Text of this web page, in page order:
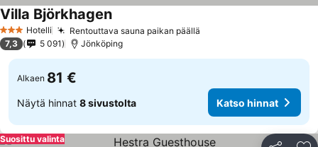
3 Tähtiluokitus
Hotelli Rentouttava sauna paikan päällä
Villa Björkhagen
7,3 5 091 Jönköping
Alkaen 81 €
Näytä hinnat 8 sivustolta Katso hinnat
Suosittu valinta